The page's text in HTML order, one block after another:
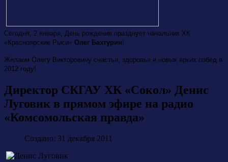
Сегодня, 2 января, День рождения празднует начальник ХК
«Красноярские Рыси» Олег Бахтурин!
Желаем Олегу Викторовичу счастья, здоровья и новых ярких побед в
2012 году!
Директор СКГАУ ХК «Сокол» Денис
Луговик в прямом эфире на радио
«Комсомольская правда»
Создано: 31 декабря 2011